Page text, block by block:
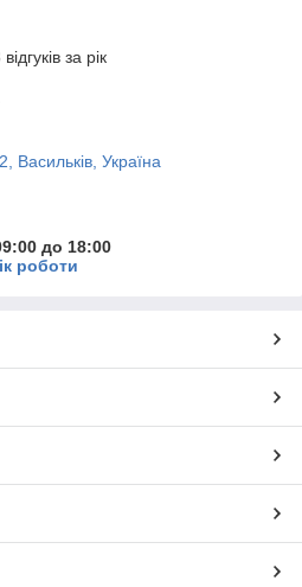
за рік
Васильків, Україна
до 18:00
роботи